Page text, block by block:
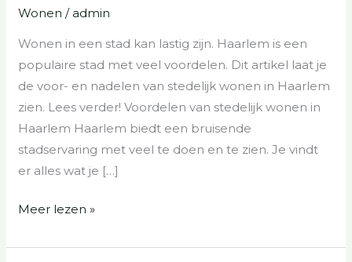
Wonen / admin
Wonen in een stad kan lastig zijn. Haarlem is een
populaire stad met veel voordelen. Dit artikel laat je
de voor- en nadelen van stedelijk wonen in Haarlem
zien. Lees verder! Voordelen van stedelijk wonen in
Haarlem Haarlem biedt een bruisende
stadservaring met veel te doen en te zien. Je vindt
er alles wat je […]
stedelijk
wonen
in
haarlem
Meer lezen »